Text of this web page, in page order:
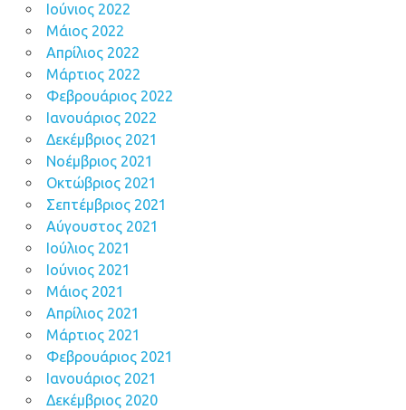
Ιούνιος 2022
Μάιος 2022
Απρίλιος 2022
Μάρτιος 2022
Φεβρουάριος 2022
Ιανουάριος 2022
Δεκέμβριος 2021
Νοέμβριος 2021
Οκτώβριος 2021
Σεπτέμβριος 2021
Αύγουστος 2021
Ιούλιος 2021
Ιούνιος 2021
Μάιος 2021
Απρίλιος 2021
Μάρτιος 2021
Φεβρουάριος 2021
Ιανουάριος 2021
Δεκέμβριος 2020